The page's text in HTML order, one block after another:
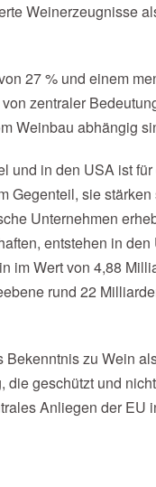
Weinerzeugnisse
27 % und einem
zentraler
Weinbau abhängig
und in den USA ist
Gegenteil, sie
Unternehmen
entstehen in
im Wert von 4,88
rund 22
zu Wein
geschützt und
Anliegen der EU